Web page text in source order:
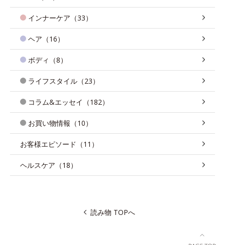
インナーケア（33）
ヘア（16）
ボディ（8）
ライフスタイル（23）
コラム&エッセイ（182）
お買い物情報（10）
お客様エピソード（11）
ヘルスケア（18）
読み物 TOPへ